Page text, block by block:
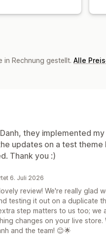
in Rechnung gestellt. Alle
they implemented
updates on a test
Thank you :)
6. Juli 2026
review! We're really glad
testing it out on a duplicate
step matters to us too; we
changes on your live store.
and the team! 😊🌟